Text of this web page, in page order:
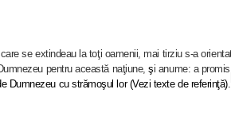
se extindeau la toţi oamenii, mai tirziu s-a
pentru această naţiune,şi anume: a
cu strămoşul lor (Vezi texte de referinţă).